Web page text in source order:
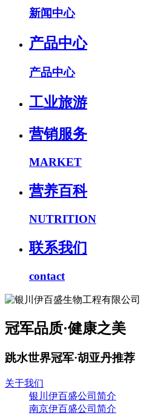
新闻中心
产品中心
产品中心
工业旅游
营销服务
MARKET
营养百科
NUTRITION
联系我们
contact
冠军品质·健康之美
跳水世界冠军·胡亚丹推荐
关于我们
银川伊百盛公司简介
南京伊百盛公司简介